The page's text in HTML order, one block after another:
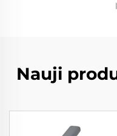
Nauji